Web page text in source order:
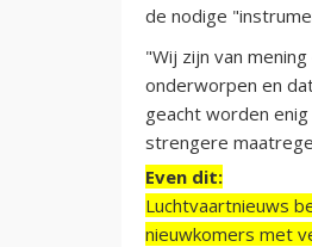
de nodige
"Wij zijn van
onderworpen en
geacht worden
strengere
Even dit:
Luchtvaartnieuws
nieuwkomers met